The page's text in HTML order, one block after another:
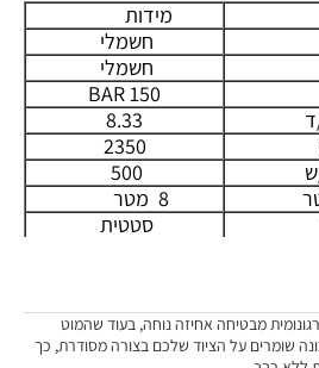
מידות
חשמלי
חשמלי
150 BAR
8.33
2350
500
8 מטר
סטטית
מבטיחה אחיזה נוחה, בעוד שהמוט
שומרים על הציוד שלכם בצורה מסודרת, כך